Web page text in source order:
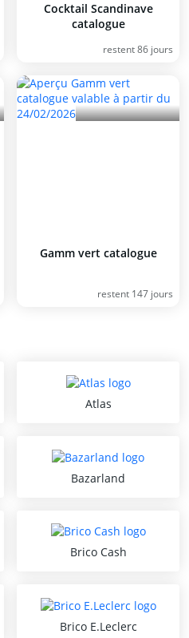
Cocktail Scandinave
catalogue
restent 86 jours
Gamm vert catalogue
restent 147 jours
Atlas
Bazarland
Brico Cash
Brico E.Leclerc